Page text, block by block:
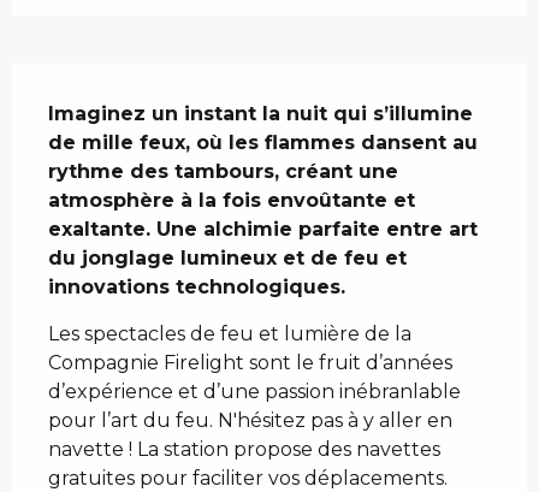
Imaginez un instant la nuit qui s’illumine
de mille feux, où les flammes dansent au
rythme des tambours, créant une
atmosphère à la fois envoûtante et
exaltante. Une alchimie parfaite entre art
du jonglage lumineux et de feu et
innovations technologiques.
Les spectacles de feu et lumière de la
Compagnie Firelight sont le fruit d’années
d’expérience et d’une passion inébranlable
pour l’art du feu. N'hésitez pas à y aller en
navette ! La station propose des navettes
gratuites pour faciliter vos déplacements.